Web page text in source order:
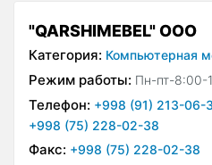
"QARSHIMEBEL" ООО
Категория: Компьютерная
Режим работы: Пн-пт-8:00-
Телефон: +998 (91) 213-06-
+998 (75) 228-02-38
Факс: +998 (75) 228-02-38